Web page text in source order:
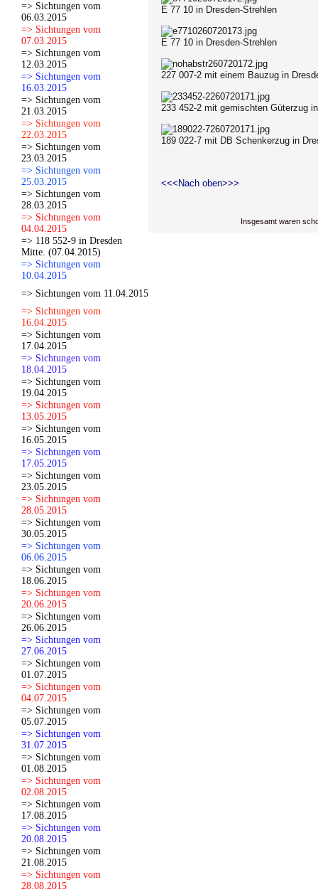
=> Sichtungen vom
06.03.2015
=> Sichtungen vom
07.03.2015
=> Sichtungen vom
12.03.2015
=> Sichtungen vom
16.03.2015
=> Sichtungen vom
21.03.2015
=> Sichtungen vom
22.03.2015
=> Sichtungen vom
23.03.2015
=> Sichtungen vom
25.03.2015
=> Sichtungen vom
28.03.2015
=> Sichtungen vom
04.04.2015
=> 118 552-9 in Dresden
Mitte. (07.04.2015)
=> Sichtungen vom
10.04.2015
=> Sichtungen vom 11.04.2015
=> Sichtungen vom
16.04.2015
=> Sichtungen vom
17.04.2015
=> Sichtungen vom
18.04.2015
=> Sichtungen vom
19.04.2015
=> Sichtungen vom
13.05.2015
=> Sichtungen vom
16.05.2015
=> Sichtungen vom
17.05.2015
=> Sichtungen vom
23.05.2015
=> Sichtungen vom
28.05.2015
=> Sichtungen vom
30.05.2015
=> Sichtungen vom
06.06.2015
=> Sichtungen vom
18.06.2015
=> Sichtungen vom
20.06.2015
=> Sichtungen vom
26.06.2015
=> Sichtungen vom
27.06.2015
=> Sichtungen vom
01.07.2015
=> Sichtungen vom
04.07.2015
=> Sichtungen vom
05.07.2015
=> Sichtungen vom
31.07.2015
=> Sichtungen vom
01.08.2015
=> Sichtungen vom
02.08.2015
=> Sichtungen vom
17.08.2015
=> Sichtungen vom
20.08.2015
=> Sichtungen vom
21.08.2015
=> Sichtungen vom
28.08.2015
E 77 10 in Dresden-Strehlen
E 77 10 in Dresden-Strehlen
227 007-2 mit einem Bauzug in
233 452-2 mit gemischten Güterzug
189 022-7 mit DB Schenkerzug in
<<<Nach oben>>>
Insgesamt waren